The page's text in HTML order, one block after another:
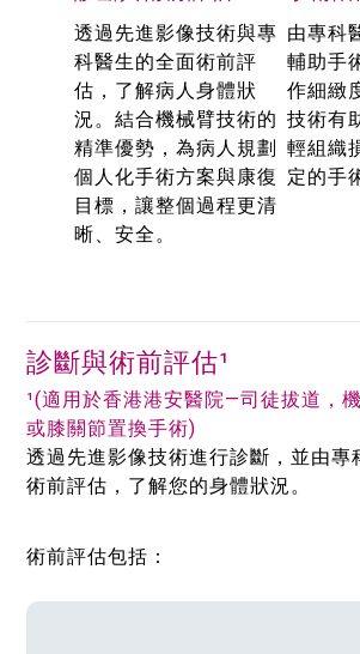
透過先進影像技術與專
科醫生的全面術前評
估，了解病人身體狀
況。結合機械臂技術的
精準優勢，為病人規劃
個人化手術方案與康復
目標，讓整個過程更清
晰、安全。
由專科
輔助手
作細緻
技術有
輕組織
定的手
診斷與術前評估¹
¹(適用於香港港安醫院—司徒拔道，
或膝關節置換手術)
透過先進影像技術進行診斷，並由專
術前評估，了解您的身體狀況。
術前評估包括：